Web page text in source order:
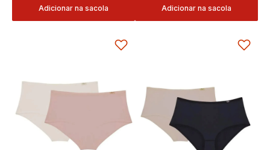
Adicionar na sacola Adicionar na sacola